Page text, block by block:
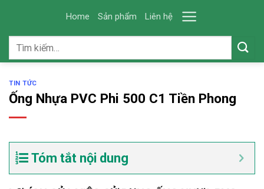
content
Home Sản phẩm Liên hệ
Tìm
TIN TỨC
Ống Nhựa PVC Phi 500 C1 Tiền Phong
Tóm tắt nội dung